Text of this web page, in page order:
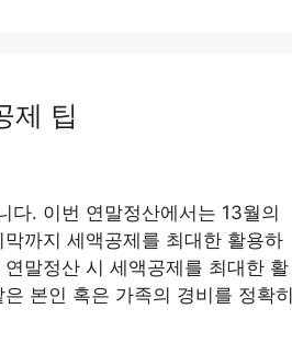
제 팁
다. 이번 연말정산에서는 13월의
까지 세액공제를 최대한 활용하
말정산 시 세액공제를 최대한 활
본인 혹은 가족의 경비를 정확히